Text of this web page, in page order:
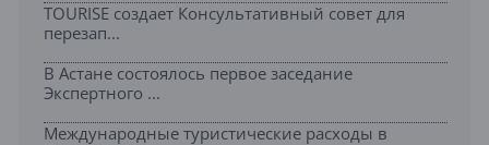
TOURISE создает Консультативный совет для
перезап...
В Астане состоялось первое заседание
Экспертного ...
Международные туристические расходы в